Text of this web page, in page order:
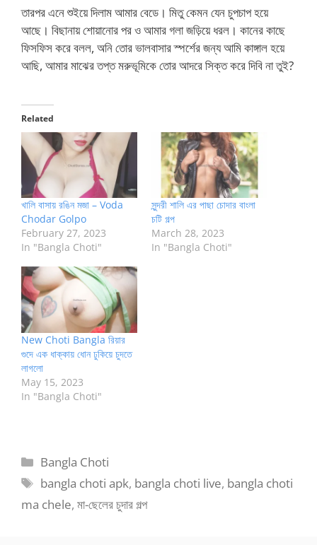
তারপর এনে শুইয়ে দিলাম আমার বেডে। মিতু কেমন যেন চুপচাপ হয়ে
আছে। বিছানায় শোয়ানোর পর ও আমার গলা জড়িয়ে ধরল। কানের কাছে
ফিসফিস করে বলল, অনি তোর ভালবাসার স্পর্শের জন্য আমি কাঙ্গাল হয়ে
আছি, আমার মাঝের তপ্ত মরুভূমিকে তোর আদরে সিক্ত করে দিবি না তুই?
Related
খালি বাসায় রঙিন মজা – Voda
Chodar Golpo
February 27, 2023
In "Bangla Choti"
সুন্দরী শালি এর পাছা চোদার বাংলা
চটি গল্প
March 28, 2023
In "Bangla Choti"
New Choti Bangla রিয়ার
গুদে এক ধাক্কায় ধোন ঢুকিয়ে চুদতে
লাগলো
May 15, 2023
In "Bangla Choti"
Categories
Bangla Choti
Tags
bangla choti apk, bangla choti live, bangla choti
ma chele, মা-ছেলের চুদার গল্প